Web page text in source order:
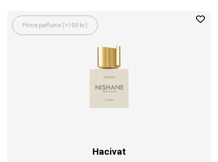
Prime parfume (+100 kr.)
Hacivat